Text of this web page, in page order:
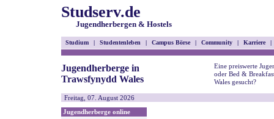
Studserv.de
Jugendherbergen & Hostels
Studium | Studentenleben | Campus Börse | Community | Karriere |
Jugendherberge in
Trawsfynydd Wales
Eine preiswerte
oder Bed &
Wales gesucht?
Freitag, 07. August 2026
Jugendherberge online